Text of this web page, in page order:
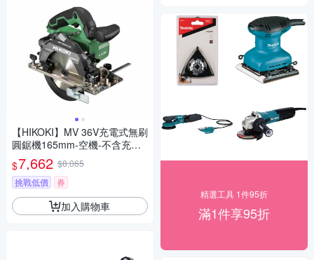
【HIKOKI】MV 36V充電式無刷
圓鋸機165mm-空機-不含充電
器及電池(C3606DB-NN)
$7,662 $8,065
挑戰低價
券
加入購物車
精選工具 1件95折
滿1件享95折